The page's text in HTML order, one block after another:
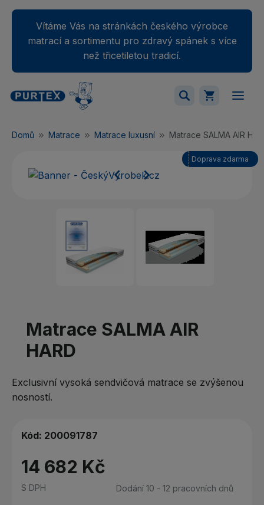
Vítáme Vás na stránkách českého výrobce
matrací a sortimentu pro zdravý spánek s více
než třicetiletou tradicí.
Váš nákupný košík je momentálne prázdny.
Domů Matrace Matrace luxusní Matrace SALMA AIR
 
Doprava zdarma
Matrace SALMA AIR
HARD
Exclusivní vysoká sendvičová matrace se zvýšenou
nosností.
Kód: 200091787
14 682 Kč
S DPH Dodání 10 - 12 pracovních dnů